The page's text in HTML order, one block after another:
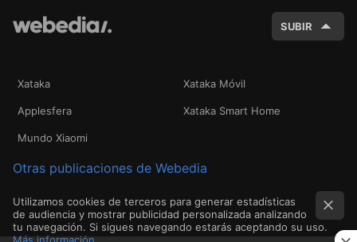
SUBIR
Xataka Xataka Móvil
Applesfera Xataka Smart Home
Mundo Xiaomi
Otras publicaciones de Webedia
Utilizamos cookies de terceros para generar estadísticas
de audiencia y mostrar publicidad personalizada analizando
tu navegación. Si sigues navegando estarás aceptando su uso.